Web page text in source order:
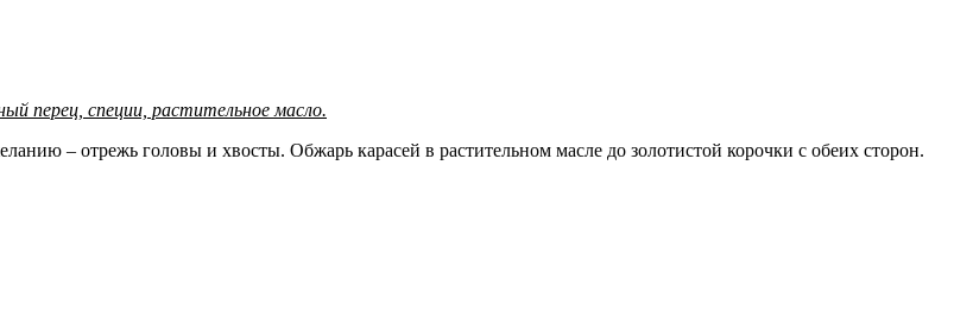
перец, специи, растительное масло.
– отрежь головы и хвосты. Обжарь карасей в растительном масле до золотистой корочки с обеих сторон.